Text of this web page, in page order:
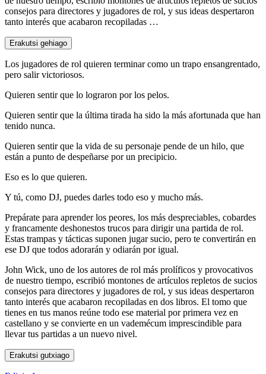
consejos para directores y jugadores de rol, y sus ideas despertaron
tanto interés que acabaron recopiladas …
Erakutsi gehiago
Los jugadores de rol quieren terminar como un trapo ensangrentado,
pero salir victoriosos.
Quieren sentir que lo lograron por los pelos.
Quieren sentir que la última tirada ha sido la más afortunada que han
tenido nunca.
Quieren sentir que la vida de su personaje pende de un hilo, que
están a punto de despeñarse por un precipicio.
Eso es lo que quieren.
Y tú, como DJ, puedes darles todo eso y mucho más.
Prepárate para aprender los peores, los más despreciables, cobardes
y francamente deshonestos trucos para dirigir una partida de rol.
Estas trampas y tácticas suponen jugar sucio, pero te convertirán en
ese DJ que todos adorarán y odiarán por igual.
John Wick, uno de los autores de rol más prolíficos y provocativos
de nuestro tiempo, escribió montones de artículos repletos de sucios
consejos para directores y jugadores de rol, y sus ideas despertaron
tanto interés que acabaron recopiladas en dos libros. El tomo que
tienes en tus manos reúne todo ese material por primera vez en
castellano y se convierte en un vademécum imprescindible para
llevar tus partidas a un nuevo nivel.
Erakutsi gutxiago